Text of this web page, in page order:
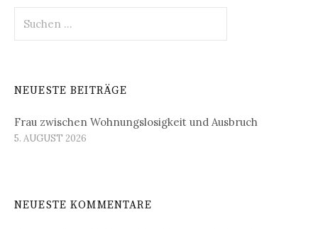
nach:
NEUESTE BEITRÄGE
Frau zwischen Wohnungslosigkeit und Ausbruch
5. AUGUST 2026
NEUESTE KOMMENTARE